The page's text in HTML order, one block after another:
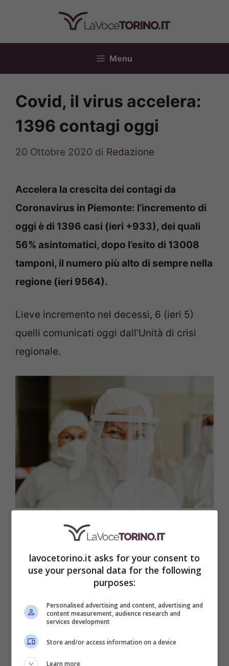
contenuto
Menu
Covid, il virus accelera:
1396 contagi oggi
20 Ottobre 2020 di Redazione
Accelera la crescita dei contagi da
Coronavirus in Piemonte: l’incremento di
oggi è di 1396 casi (ieri +933), dei quali
56% asintomatici, dopo l’esito di 13008
tamponi, il numero più alto di sempre nella
regione (ieri 9564).
Lieve incremento nel decessi, 6 (ieri 5)
quelli comunicati oggi dall’Unità di crisi
regionale.
totale arriva a 62, mentre c’è un nuovo
boom di ricoveri in altri reparti, +154
(totale a 1037).Le persone in isolamento
domiciliare sono 10.783; i guariti di oggi
63, con 786 pazienti “in via di guarigione”
lavocetorino.it asks for your consent to
use your personal data for the following
purposes:
Personalised advertising and content, advertising and
content measurement, audience research and
services development
Store and/or access information on a device
Learn more